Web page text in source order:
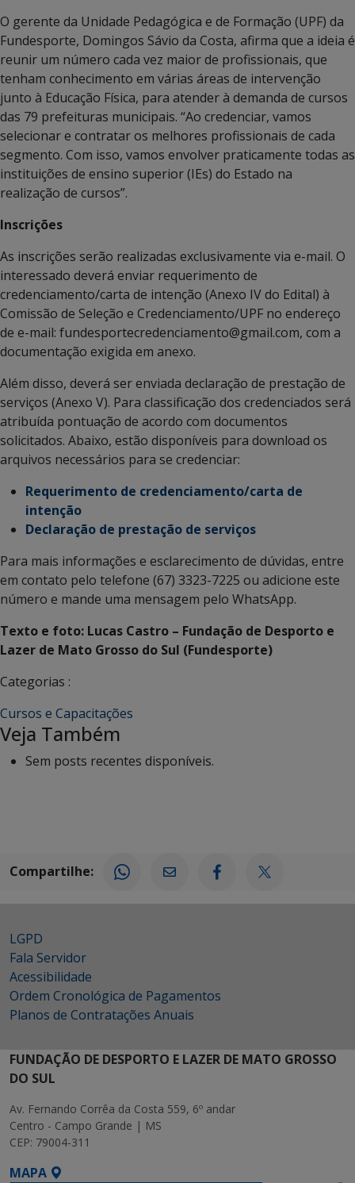
O gerente da Unidade Pedagógica e de Formação (UPF) da
Fundesporte, Domingos Sávio da Costa, afirma que a ideia é
reunir um número cada vez maior de profissionais, que
tenham conhecimento em várias áreas de intervenção
junto à Educação Física, para atender à demanda de cursos
das 79 prefeituras municipais. “Ao credenciar, vamos
selecionar e contratar os melhores profissionais de cada
segmento. Com isso, vamos envolver praticamente todas as
instituições de ensino superior (IEs) do Estado na
realização de cursos”.
Inscrições
As inscrições serão realizadas exclusivamente via e-mail. O
interessado deverá enviar requerimento de
credenciamento/carta de intenção (Anexo IV do Edital) à
Comissão de Seleção e Credenciamento/UPF no endereço
de e-mail: fundesportecredenciamento@gmail.com, com a
documentação exigida em anexo.
Além disso, deverá ser enviada declaração de prestação de
serviços (Anexo V). Para classificação dos credenciados será
atribuída pontuação de acordo com documentos
solicitados. Abaixo, estão disponíveis para download os
arquivos necessários para se credenciar:
Requerimento de credenciamento/carta de
intenção
Declaração de prestação de serviços
Para mais informações e esclarecimento de dúvidas, entre
em contato pelo telefone (67) 3323-7225 ou adicione este
número e mande uma mensagem pelo WhatsApp.
Texto e foto: Lucas Castro – Fundação de Desporto e
Lazer de Mato Grosso do Sul (Fundesporte)
Categorias :
Cursos e Capacitações
Veja Também
Sem posts recentes disponíveis.
Compartilhe:
LGPD
Fala Servidor
Acessibilidade
Ordem Cronológica de Pagamentos
Planos de Contratações Anuais
FUNDAÇÃO DE DESPORTO E LAZER DE MATO GROSSO
DO SUL
Av. Fernando Corrêa da Costa 559, 6º andar
Centro - Campo Grande | MS
CEP: 79004-311
MAPA